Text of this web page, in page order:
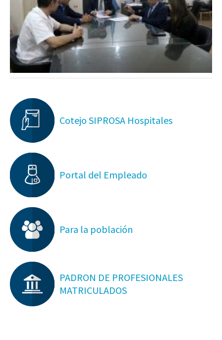
Cotejo SIPROSA Hospitales
Portal del Empleado
Para la población
PADRON DE PROFESIONALES
MATRICULADOS